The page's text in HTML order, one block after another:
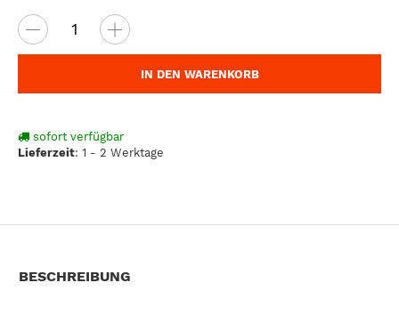
IN DEN WARENKORB
sofort verfügbar
Lieferzeit: 1 - 2 Werktage
BESCHREIBUNG